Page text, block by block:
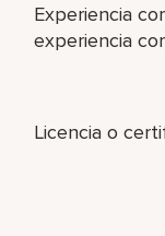
Experiencia
experiencia
Licencia o